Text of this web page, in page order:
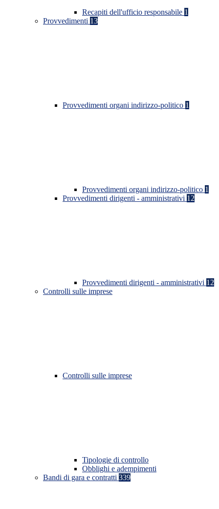
Recapiti dell'ufficio responsabile 1
Provvedimenti 13
Provvedimenti organi indirizzo-politico 1
Provvedimenti organi indirizzo-politico 1
Provvedimenti dirigenti - amministrativi 12
Provvedimenti dirigenti - amministrativi 12
Controlli sulle imprese
Controlli sulle imprese
Tipologie di controllo
Obblighi e adempimenti
Bandi di gara e contratti 339